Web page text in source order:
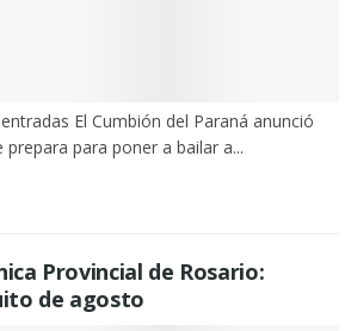
El Cumbión del Paraná anunció
para poner a bailar a...
Provincial de Rosario:
de agosto